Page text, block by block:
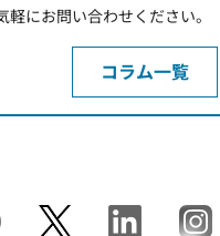
軽にお問い合わせください。
コラム一覧